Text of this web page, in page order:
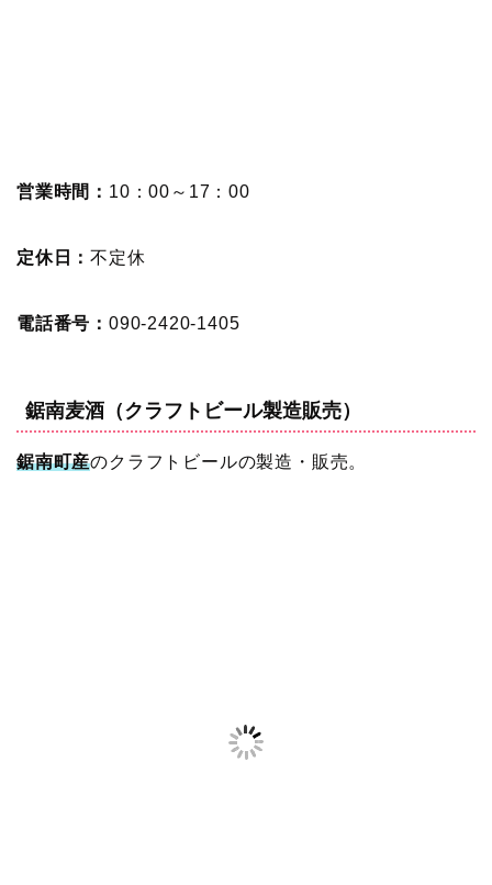
営業時間： 10：00～17：00
定休日：不定休
電話番号： 090-2420-1405
鋸南麦酒（クラフトビール製造販売）
鋸南町産のクラフトビールの製造・販売。